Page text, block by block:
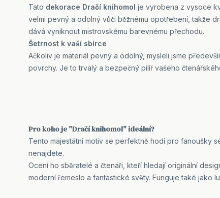
Tato dekorace Dračí knihomol je vyrobena z vysoce
velmi pevný a odolný vůči běžnému opotřebení, takže
dává vyniknout mistrovskému barevnému přechodu.
Šetrnost k vaší sbírce
Ačkoliv je materiál pevný a odolný, mysleli jsme
povrchy. Je to trvalý a bezpečný pilíř vašeho
Pro koho je "Dračí knihomol" ideální?
Tento majestátní motiv se perfektně hodí pro fanoušky
nenajdete.
Ocení ho sběratelé a čtenáři, kteří hledají originální
moderní řemeslo a fantastické světy. Funguje také jako